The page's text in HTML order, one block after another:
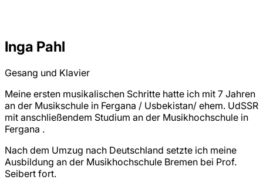
Inga Pahl
Gesang und Klavier
Meine ersten musikalischen Schritte hatte ich mit 7 Jahren
an der Musikschule in Fergana / Usbekistan/ ehem. UdSSR
mit anschließendem Studium an der Musikhochschule in
Fergana .
Nach dem Umzug nach Deutschland setzte ich meine
Ausbildung an der Musikhochschule Bremen bei Prof.
Seibert fort.